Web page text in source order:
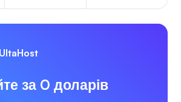
за 0 доларів